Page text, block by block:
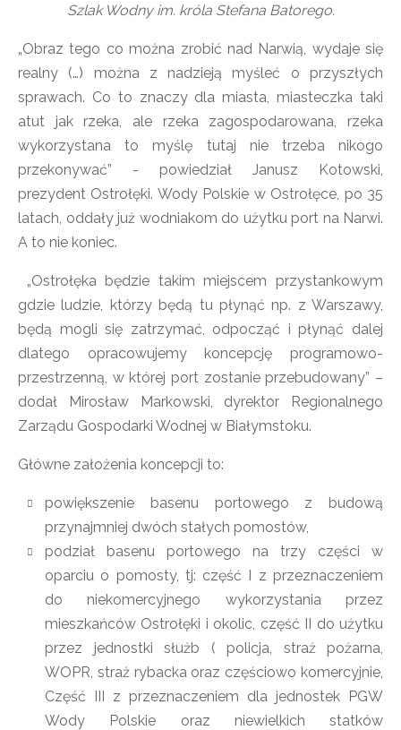
Szlak Wodny im. króla Stefana Batorego.
„Obraz tego co można zrobić nad Narwią, wydaje się
realny (…) można z nadzieją myśleć o przyszłych
sprawach. Co to znaczy dla miasta, miasteczka taki
atut jak rzeka, ale rzeka zagospodarowana, rzeka
wykorzystana to myślę tutaj nie trzeba nikogo
przekonywać” - powiedział Janusz Kotowski,
prezydent Ostrołęki. Wody Polskie w Ostrołęce, po 35
latach, oddały już wodniakom do użytku port na Narwi.
A to nie koniec.
„Ostrołęka będzie takim miejscem przystankowym
gdzie ludzie, którzy będą tu płynąć np. z Warszawy,
będą mogli się zatrzymać, odpocząć i płynąć dalej
dlatego opracowujemy koncepcję programowo-
przestrzenną, w której port zostanie przebudowany” –
dodał Mirosław Markowski, dyrektor Regionalnego
Zarządu Gospodarki Wodnej w Białymstoku.
Główne założenia koncepcji to:
powiększenie basenu portowego z budową
przynajmniej dwóch stałych pomostów,
podział basenu portowego na trzy części w
oparciu o pomosty, tj: część I z przeznaczeniem
do niekomercyjnego wykorzystania przez
mieszkańców Ostrołęki i okolic, część II do użytku
przez jednostki służb ( policja, straż pożarna,
WOPR, straż rybacka oraz częściowo komercyjnie,
Część III z przeznaczeniem dla jednostek PGW
Wody Polskie oraz niewielkich statków